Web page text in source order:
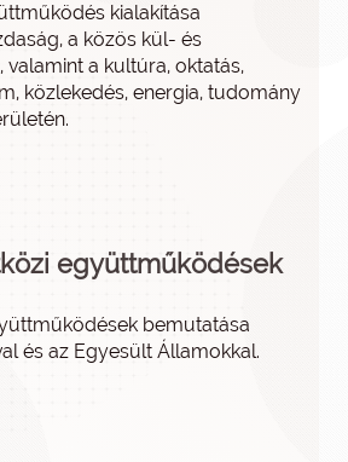
kialakítása
a közös kül- és
valamint a kultúra, oktatás,
közlekedés, energia, tudomány
együttműködések
bemutatása
és az Egyesült Államokkal.